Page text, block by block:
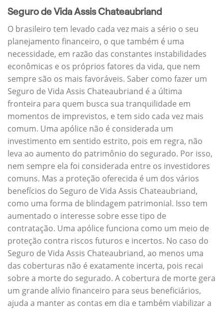
Seguro de Vida Assis Chateaubriand
O brasileiro tem levado cada vez mais a sério o seu
planejamento financeiro, o que também é uma
necessidade, em razão das constantes instabilidades
econômicas e os próprios fatores da vida, que nem
sempre são os mais favoráveis. Saber como fazer um
Seguro de Vida Assis Chateaubriand é a última
fronteira para quem busca sua tranquilidade em
momentos de imprevistos, e tem sido cada vez mais
comum. Uma apólice não é considerada um
investimento em sentido estrito, pois em regra, não
leva ao aumento do patrimônio do segurado. Por isso,
nem sempre ela foi considerada entre os investidores
comuns. Mas a proteção oferecida é um dos vários
benefícios do Seguro de Vida Assis Chateaubriand,
como uma forma de blindagem patrimonial. Isso tem
aumentado o interesse sobre esse tipo de
contratação. Uma apólice funciona como um meio de
proteção contra riscos futuros e incertos. No caso do
Seguro de Vida Assis Chateaubriand, ao menos uma
das coberturas não é exatamente incerta, pois recai
sobre a morte do segurado. A cobertura de morte gera
um grande alívio financeiro para seus beneficiários,
ajuda a manter as contas em dia e também viabilizar a